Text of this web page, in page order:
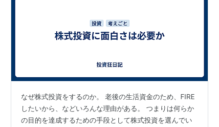
なぜ株式投資をするのか。 老後の生活資金のため、FIRE
したいから、などいろんな理由がある。 つまりは何らか
の目的を達成するための手段として株式投資を選んでい